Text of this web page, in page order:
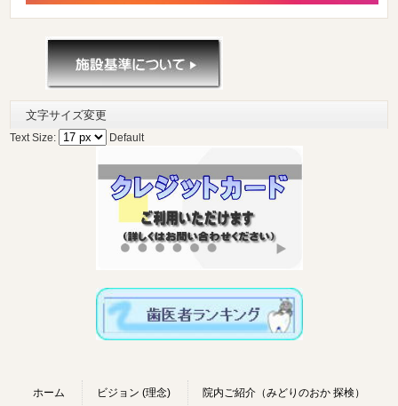
文字サイズ変更
Text Size: Default
ホーム ビジョン (理念) 院内ご紹介（みどりのおか 探検）